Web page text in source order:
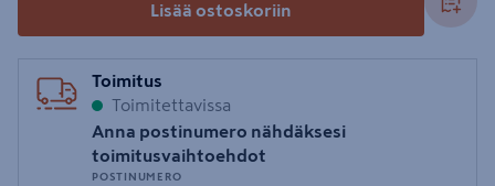
Lisää ostoskoriin
Toimitus
Toimitettavissa
Anna postinumero nähdäksesi
toimitusvaihtoehdot
POSTINUMERO